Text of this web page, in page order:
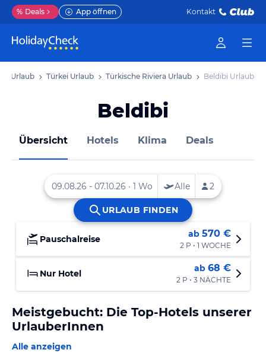
% Deals App öffnen Kontakt
Urlaub Türkei Urlaub Türkische Riviera Urlaub Beldibi Urlaub
Beldibi
Übersicht Hotels Klima Deals
Pauschalreise ab 570 €
2 P • 1 WOCHE
Nur Hotel ab 68 €
2 P • 3 NÄCHTE
Meistgebucht: Die Top-Hotels unserer
UrlauberInnen
Alle anzeigen